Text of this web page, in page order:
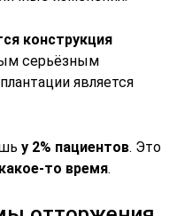
конструкция
серьёзным
является
у 2% пациентов. Это
то время.